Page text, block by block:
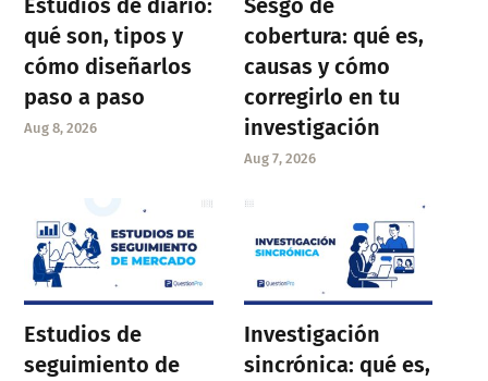
Estudios de diario:
qué son, tipos y
cómo diseñarlos
paso a paso
Aug 8, 2026
Sesgo de
cobertura: qué es,
causas y cómo
corregirlo en tu
investigación
Aug 7, 2026
Estudios de
seguimiento de
Investigación
sincrónica: qué es,